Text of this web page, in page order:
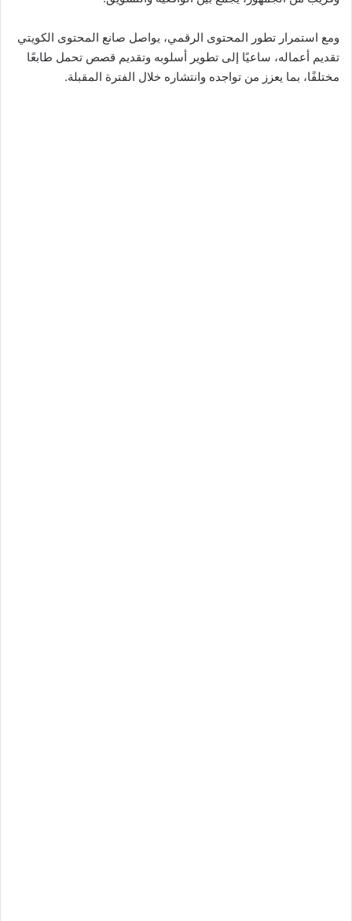
ومع استمرار تطور المحتوى الرقمي، يواصل صانع المحتوى الكويتي
تقديم أعماله، ساعيًا إلى تطوير أسلوبه وتقديم قصص تحمل طابعًا
مختلفًا، بما يعزز من تواجده وانتشاره خلال الفترة المقبلة.